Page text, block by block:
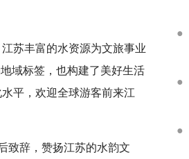
苏丰富的水资源为文旅事业
域标签，也构建了美好生活
平，欢迎全球游客前来江
辞，赞扬江苏的水韵文
●
●
●